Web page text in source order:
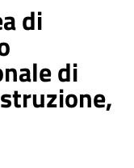
di
di